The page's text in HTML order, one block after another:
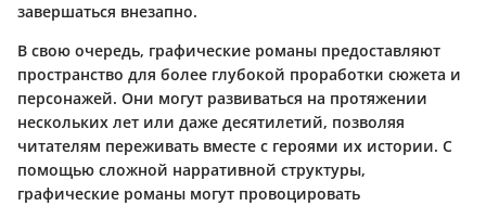
завершаться внезапно.
В свою очередь, графические романы предоставляют
пространство для более глубокой проработки сюжета и
персонажей. Они могут развиваться на протяжении
нескольких лет или даже десятилетий, позволяя
читателям переживать вместе с героями их истории. С
помощью сложной нарративной структуры,
графические романы могут провоцировать